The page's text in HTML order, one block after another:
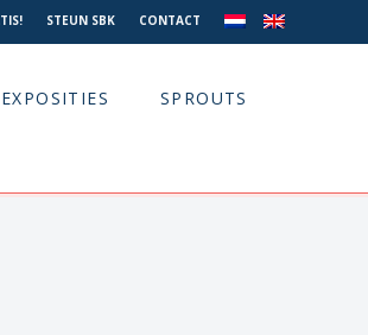
STEUN SBK CONTACT
EXPOSITIES SPROUTS